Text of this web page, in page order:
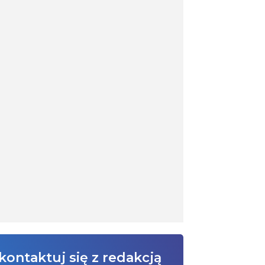
się z redakcją